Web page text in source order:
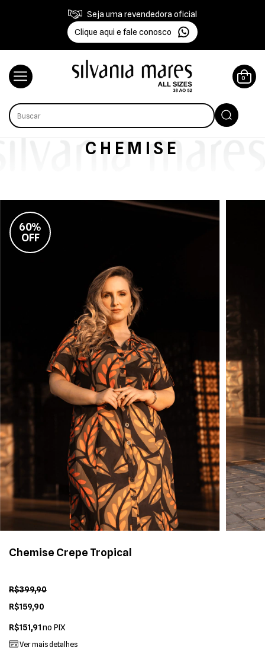
Seja uma revendedora oficial
Clique aqui e fale conosco
0
CHEMISE
60%
OFF
Chemise Crepe Tropical
R$399,90
R$159,90
R$151,91no PIX
Ver mais detalhes